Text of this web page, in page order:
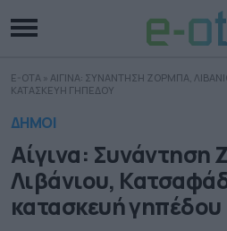
E-OTA » ΑΙΓΙΝΑ: ΣΥΝΑΝΤΗΣΗ ΖΟΡΜΠΑ,
ΚΑΤΑΣΚΕΥΗ ΓΗΠΕΔΟΥ
ΔΗΜΟΙ
Αίγινα: Συνάντηση
Λιβάνιου,
κατασκευή γηπέδου